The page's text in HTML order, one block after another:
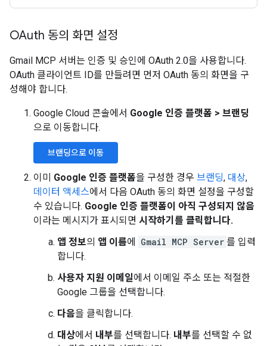
OAuth 동의 화면 설정
Gmail MCP 서버는 인증 및 승인에 OAuth 2.0을 사용합니다.
OAuth 클라이언트 ID를 만들려면 먼저 OAuth 동의 화면을 구
성해야 합니다.
Google Cloud 콘솔에서 Google 인증 플랫폼 > 브랜딩
으로 이동합니다.
브랜딩으로 이동
이미 Google 인증 플랫폼을 구성한 경우 브랜딩, 대상,
데이터 액세스에서 다음 OAuth 동의 화면 설정을 구성할
수 있습니다. Google 인증 플랫폼이 아직 구성되지 않음
이라는 메시지가 표시되면 시작하기를 클릭합니다.
앱 정보의 앱 이름에 Gmail MCP Server 를 입력
합니다.
사용자 지원 이메일에서 이메일 주소 또는 적절한
Google 그룹을 선택합니다.
다음을 클릭합니다.
대상에서 내부를 선택합니다. 내부를 선택할 수 없